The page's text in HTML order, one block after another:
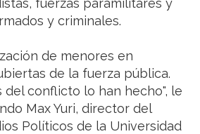
y criminales.
de menores en
de la fuerza pública.
del conflicto lo han hecho", le
Max Yuri, director del
Políticos de la Universidad